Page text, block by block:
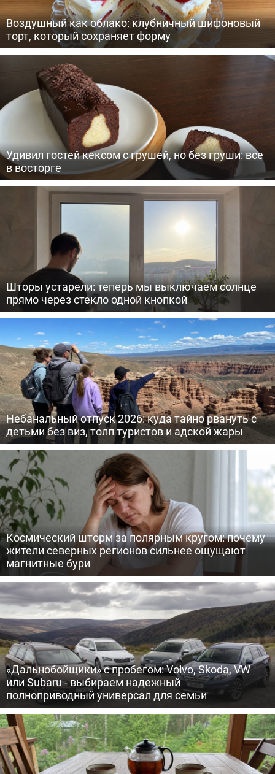
Воздушный как облако: клубничный шифоновый
торт, который сохраняет форму
Удивил гостей кексом с грушей, но без груши: все
в восторге
Шторы устарели: теперь мы выключаем солнце
прямо через стекло одной кнопкой
Небанальный отпуск 2026: куда тайно рвануть с
детьми без виз, толп туристов и адской жары
Космический шторм за полярным кругом: почему
жители северных регионов сильнее ощущают
магнитные бури
«Дальнобойщики» с пробегом: Volvo, Skoda, VW
или Subaru - выбираем надежный
полноприводный универсал для семьи